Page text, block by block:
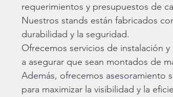
requerimientos y presupuestos de
Nuestros stands están fabricados
durabilidad y la seguridad.
Ofrecemos servicios de instalación
a asegurar que sean montados de
Además, ofrecemos asesoramiento
para maximizar la visibilidad y la